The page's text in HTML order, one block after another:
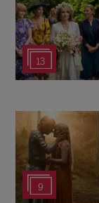
13
9